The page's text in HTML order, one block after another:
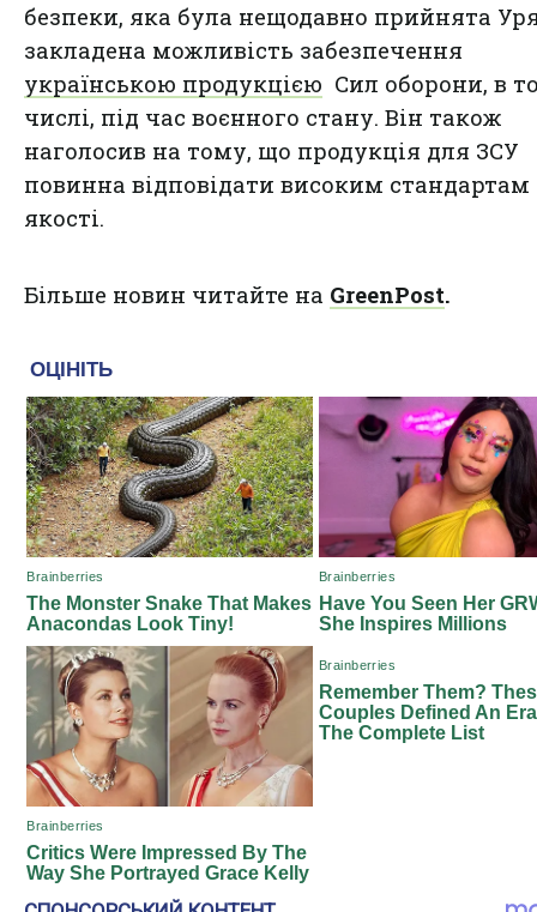
безпеки, яка була нещодавно прийнята
закладена можливість забезпечення
українською продукцією Сил оборони, в
числі, під час воєнного стану. Він також
наголосив на тому, що продукція для ЗСУ
повинна відповідати високим стандартам
якості.
Більше новин читайте на GreenPost.